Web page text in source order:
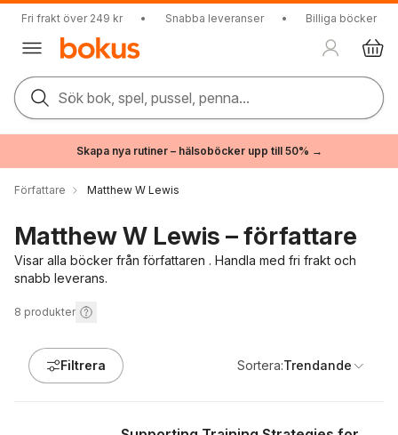
Fri frakt över 249 kr • Snabba leveranser • Billiga böcker
Sök bok, spel, pussel, penna...
Skapa nya rutiner – hälsoböcker upp till 50% →
Författare Matthew W Lewis
Matthew W Lewis – författare
Visar alla böcker från författaren . Handla med fri frakt och
snabb leverans.
8 produkter
Filtrera Sortera:Trendande